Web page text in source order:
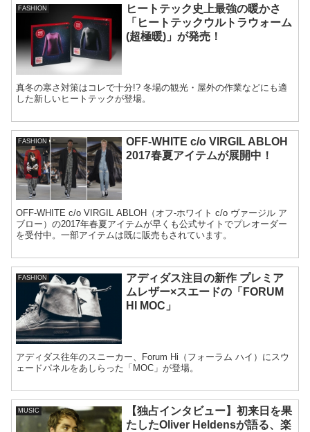
FASHION
ヒートテック史上最強の暖かさ
「ヒートテックウルトラウォーム
(超極暖)」が発売！
真冬の寒さ対策はコレで十分!? 冬場の観光・屋外の作業などにも適
した新しいヒートテックが登場。
FASHION
OFF-WHITE c/o VIRGIL ABLOH
2017春夏アイテムが展開中！
OFF-WHITE c/o VIRGIL ABLOH（オフ-ホワイト c/o ヴァージル ア
ブロー）の2017年春夏アイテムが早くも公式サイトでプレオーダー
を受付中。一部アイテムは既に販売もされています。
FASHION
アディダス注目の新作 プレミア
ムレザー×スエードの「FORUM
HI MOC」
アディダス往年のスニーカー、Forum Hi（フォーラム ハイ）にスウ
ェードパネルをあしらった「MOC」が登場。
MUSIC
【独占インタビュー】初来日を果
たしたOliver Heldensが語る、楽